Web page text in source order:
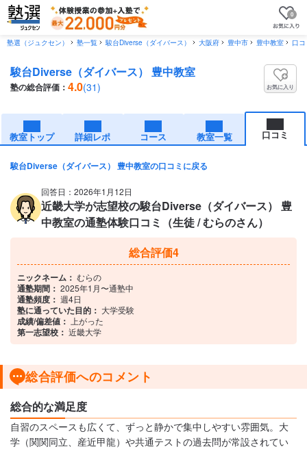
0
塾選（ジュクセン） 塾一覧 駿台Diverse（ダイバース） 大阪府 豊中市 豊中教室 口
駿台Diverse（ダイバース） 豊中教室
塾の総合評価： 4.0(31) お気に入り
教室トップ 詳細レポ コース 教室一覧 口コミ
駿台Diverse（ダイバース） 豊中教室の口コミに戻る
回答日：2026年1月12日
近畿大学が志望校の駿台Diverse（ダイバース） 豊
中教室の通塾体験口コミ（生徒 / むらのさん）
総合評価4
ニックネーム： むらの
通塾期間： 2025年1月〜通塾中
通塾頻度： 週4日
塾に通っていた目的： 大学受験
成績/偏差値： 上がった
第一志望校： 近畿大学
総合評価へのコメント
総合的な満足度
自習のスペースも広くて、ずっと静かで集中しやすい雰囲気。大
学（関関同立、産近甲龍）や共通テストの過去問が常設されてい